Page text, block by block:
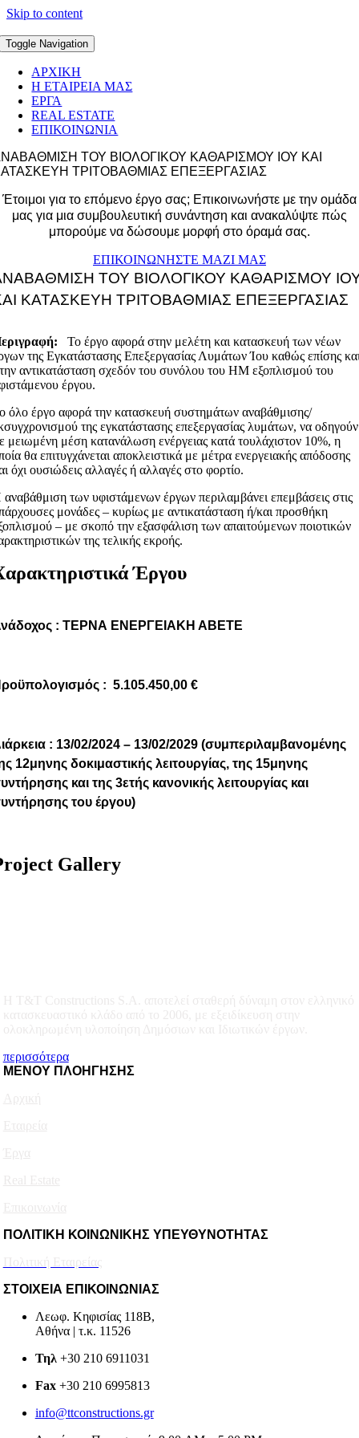
Skip to content
Toggle Navigation
ΑΡΧΙΚΗ
Η ΕΤΑΙΡΕΙΑ ΜΑΣ
ΕΡΓΑ
REAL ESTATE
ΕΠΙΚΟΙΝΩΝΙΑ
ΤΟΥ ΒΙΟΛΟΓΙΚΟΥ ΚΑΘΑΡΙΣΜΟΥ ΙΟΥ ΚΑΙ
ΤΡΙΤΟΒΑΘΜΙΑΣ ΕΠΕΞΕΡΓΑΣΙΑΣ
Έτοιμοι για το επόμενο έργο σας; Επικοινωνήστε με την ομάδα
μας για μια συμβουλευτική συνάντηση και ανακαλύψτε πώς
μπορούμε να δώσουμε μορφή στο όραμά σας.
ΕΠΙΚΟΙΝΩΝΗΣΤΕ ΜΑΖΙ ΜΑΣ
ΤΟΥ ΒΙΟΛΟΓΙΚΟΥ ΚΑΘΑΡΙΣΜΟΥ
ΚΑΤΑΣΚΕΥΗ ΤΡΙΤΟΒΑΘΜΙΑΣ ΕΠΕΞΕΡΓΑΣΙΑΣ
Το έργο αφορά στην μελέτη και κατασκευή των νέων
της Εγκατάστασης Επεξεργασίας Λυμάτων Ίου καθώς επίσης
αντικατάσταση σχεδόν του συνόλου του ΗΜ εξοπλισμού του
έργου.
όλο έργο αφορά την κατασκευή συστημάτων αναβάθμισης/
της εγκατάστασης επεξεργασίας λυμάτων, να οδηγούν
μειωμένη μέση κατανάλωση ενέργειας κατά τουλάχιστον 10%, η
θα επιτυγχάνεται αποκλειστικά με μέτρα ενεργειακής απόδοσης
όχι ουσιώδεις αλλαγές ή αλλαγές στο φορτίο.
των υφιστάμενων έργων περιλαμβάνει επεμβάσεις στις
μονάδες – κυρίως με αντικατάσταση ή/και προσθήκη
– με σκοπό την εξασφάλιση των απαιτούμενων ποιοτικών
της τελικής εκροής.
Έργου
: ΤΕΡΝΑ ΕΝΕΡΓΕΙΑΚΗ ΑΒΕΤΕ
: 5.105.450,00 €
: 13/02/2024 – 13/02/2029 (συμπεριλαμβανομένης
12μηνης δοκιμαστικής λειτουργίας, της 15μηνης
και της 3ετής κανονικής λειτουργίας και
του έργου)
Gallery
περισσότερα
ΜΕΝΟΥ ΠΛΟΗΓΗΣΗΣ
ΠΟΛΙΤΙΚΗ ΚΟΙΝΩΝΙΚΗΣ ΥΠΕΥΘΥΝΟΤΗΤΑΣ
ΣΤΟΙΧΕΙΑ ΕΠΙΚΟΙΝΩΝΙΑΣ
Λεωφ. Κηφισίας 118B,
Αθήνα | τ.κ. 11526
Τηλ +30 210 6911031
Fax+30 210 6995813
info@ttconstructions.gr